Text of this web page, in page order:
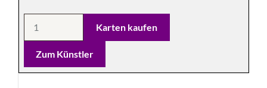
Zum Künstler